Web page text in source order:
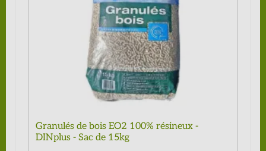
Granulés de bois EO2 100% résineux -
DINplus - Sac de 15kg